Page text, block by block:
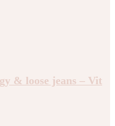
& loose jeans – Vit